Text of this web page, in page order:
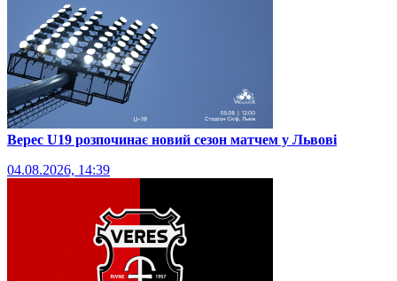
Верес U19 розпочинає новий сезон матчем у Львові
04.08.2026, 14:39